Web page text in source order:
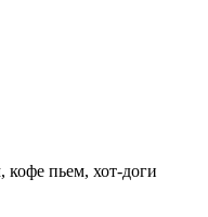
кофе пьем, хот-доги